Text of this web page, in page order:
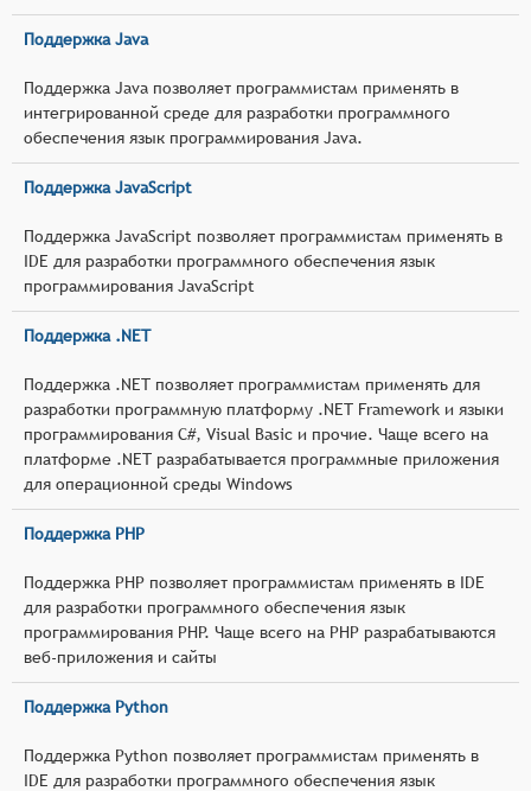
Поддержка Java
Поддержка Java позволяет программистам применять в
интегрированной среде для разработки программного
обеспечения язык программирования Java.
Поддержка JavaScript
Поддержка JavaScript позволяет программистам применять в
IDE для разработки программного обеспечения язык
программирования JavaScript
Поддержка .NET
Поддержка .NET позволяет программистам применять для
разработки программную платформу .NET Framework и языки
программирования C#, Visual Basic и прочие. Чаще всего на
платформе .NET разрабатывается программные приложения
для операционной среды Windows
Поддержка PHP
Поддержка PHP позволяет программистам применять в IDE
для разработки программного обеспечения язык
программирования PHP. Чаще всего на PHP разрабатываются
веб-приложения и сайты
Поддержка Python
Поддержка Python позволяет программистам применять в
IDE для разработки программного обеспечения язык